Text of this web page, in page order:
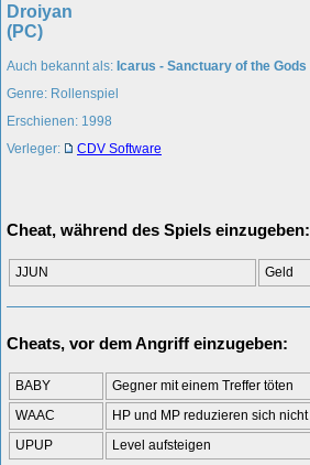
Droiyan
(PC)
Auch bekannt als: Icarus - Sanctuary of the Gods
Genre: Rollenspiel
Erschienen: 1998
Verleger:
CDV Software
Cheat, während des Spiels einzugeben:
JJUN Geld
Cheats, vor dem Angriff einzugeben:
BABY
Gegner mit einem Treffer töten
WAAC
HP und MP reduzieren sich nicht
UPUP
Level aufsteigen